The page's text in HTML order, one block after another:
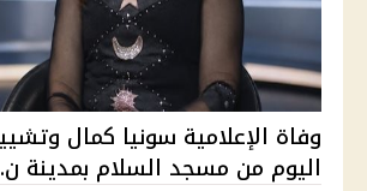
وفاة الإعلامية سونيا كمال
اليوم من مسجد السلام بمدينة